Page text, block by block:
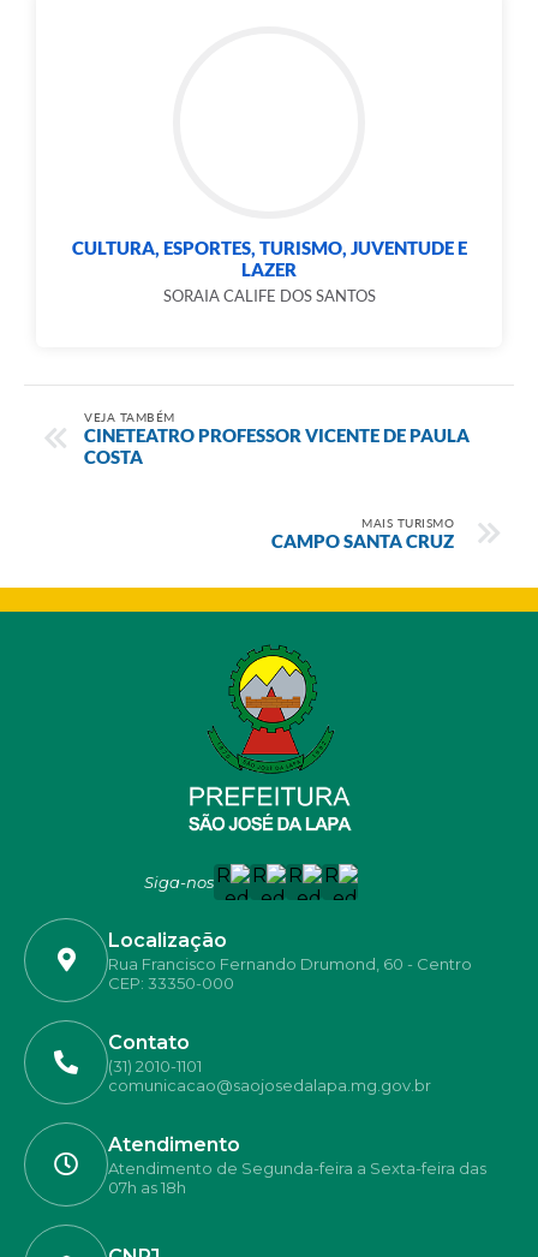
CULTURA, ESPORTES, TURISMO, JUVENTUDE E
LAZER
SORAIA CALIFE DOS SANTOS
VEJA TAMBÉM
CINETEATRO PROFESSOR VICENTE DE PAULA
COSTA
MAIS TURISMO
CAMPO SANTA CRUZ
Siga-nos
Localização
Rua Francisco Fernando Drumond, 60 - Centro
CEP: 33350-000
Contato
(31) 2010-1101
comunicacao@saojosedalapa.mg.gov.br
Atendimento
Atendimento de Segunda-feira a Sexta-feira das
07h as 18h